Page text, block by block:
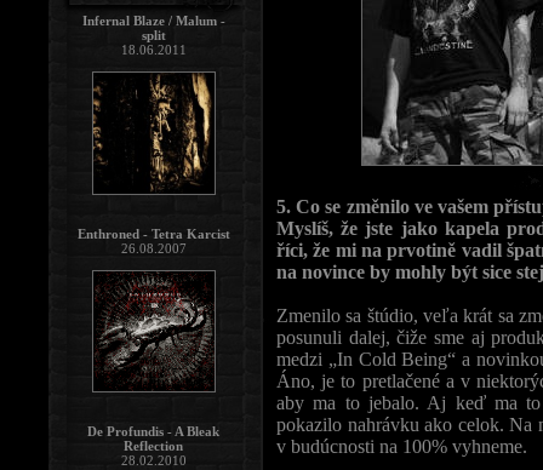
5. Co se změnilo ve vašem
Myslíš, že jste jako kapela
říci, že mi na prvotině vadil
na novince by mohly být sice
Zmenilo sa štúdio, veľa krát sa
posunuli dalej, čiže sme aj
medzi „In Cold Being“ a
Áno, je to pretlačené a v
aby ma to jebalo. Aj keď ma
pokazilo nahrávku ako celok. Na
v budúcnosti na 100% vyhneme.
Infernal Blaze / Malum -
split
18.06.2011
Enthroned - Tetra Karcist
26.08.2007
De Profundis - A Bleak
Reflection
28.02.2010